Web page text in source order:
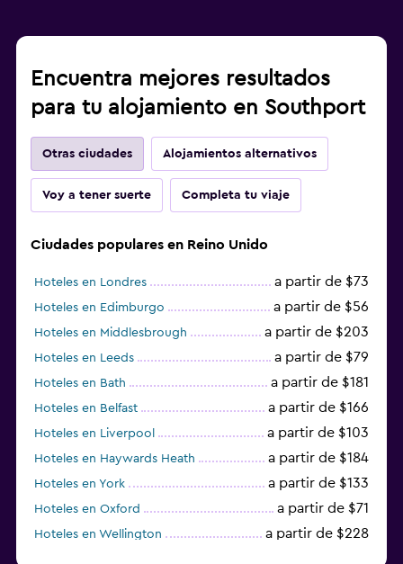
Encuentra mejores resultados
para tu alojamiento en Southport
Otras ciudades Alojamientos alternativos
Voy a tener suerte Completa tu viaje
Ciudades populares en Reino Unido
Hoteles en Londres a partir de $73
Hoteles en Edimburgo a partir de $56
Hoteles en Middlesbrough a partir de $203
Hoteles en Leeds a partir de $79
Hoteles en Bath a partir de $181
Hoteles en Belfast a partir de $166
Hoteles en Liverpool a partir de $103
Hoteles en Haywards Heath a partir de $184
Hoteles en York a partir de $133
Hoteles en Oxford a partir de $71
Hoteles en Wellington a partir de $228